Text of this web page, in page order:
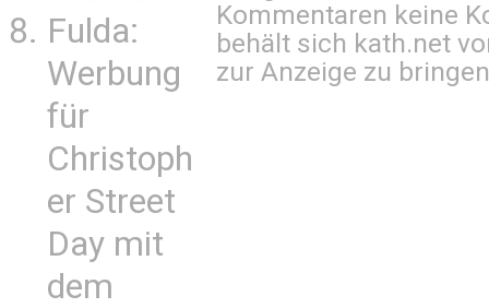
Fulda:
Werbung
für
Christoph
er Street
Day mit
dem
Kommentaren keine
behält sich kath.net
zur Anzeige zu